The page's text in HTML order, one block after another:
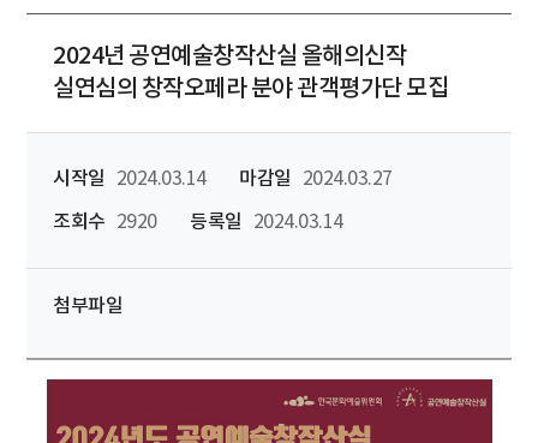
2024년 공연예술창작산실 올해의신작
실연심의 창작오페라 분야 관객평가단 모집
시작일 2024.03.14 마감일
2024.03.27
조회수
2920 등록일 2024.03.14
첨부파일